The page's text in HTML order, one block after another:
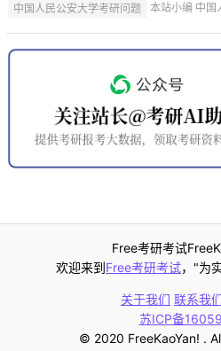
中国人民公安大学考研问题 本站小编 中
Free考研考试
欢迎来到Free考研考试，"为
关于我们 联系我
苏ICP备
© 2020 FreeKaoYan! .